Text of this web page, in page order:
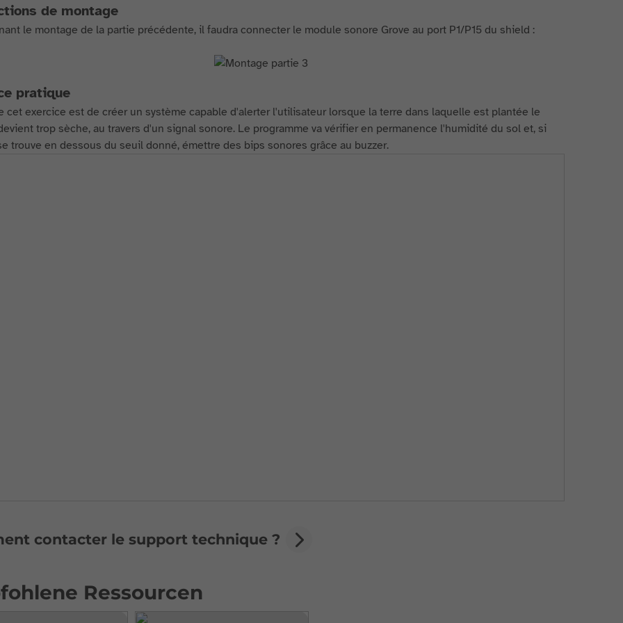
de montage
le montage de la partie précédente, il faudra connecter le module sonore Grove au port P1/P15 du shield :
pratique
cet exercice est de créer un système capable d'alerter l'utilisateur lorsque la terre dans laquelle est plantée le
trop sèche, au travers d'un signal sonore. Le programme va vérifier en permanence l'humidité du sol et, si
trouve en dessous du seuil donné, émettre des bips sonores grâce au buzzer.
contacter le support technique ?
Ressourcen